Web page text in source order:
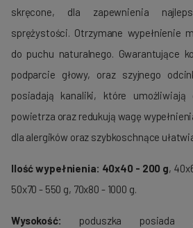
skręcone, dla zapewnienia
sprężystości. Otrzymane wypełnienie
do puchu naturalnego. Gwarantujące
podparcie głowy, oraz szyjnego
posiadają kanaliki, które umożliwiają
powietrza oraz redukują wagę
dla alergików oraz szybkoschnące
Ilość wypełnienia: 40x40 - 200 g,
50x70 - 550 g, 70x80 - 1000 g.
Wysokość: poduszka posiada